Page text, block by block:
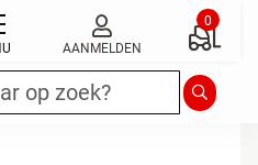
naar
de
inhoud
AANMELDEN
0
Zoeken